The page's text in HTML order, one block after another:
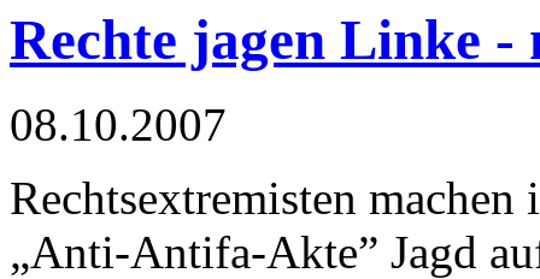
Rechte jagen Linke -
08.10.2007
Rechtsextremisten
„Anti-Antifa-Akte” Jagd